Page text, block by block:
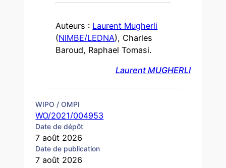
WIPO / OMPI
WO/2021/004953
Date de dépôt
7 août 2026
Date de publication
7 août 2026
Auteurs : Laurent Mugherli
(NIMBE/LEDNA), Charles
Baroud, Raphael Tomasi.
Laurent MUGHERLI